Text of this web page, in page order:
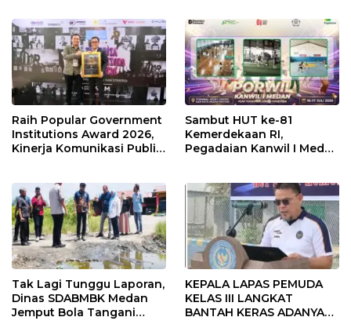
Raih Popular Government
Institutions Award 2026,
Kinerja Komunikasi Publik
Sambut HUT ke-81
Kemerdekaan RI,
Pegadaian Kanwil I Medan
Grow Together”
Tak Lagi Tunggu Laporan,
Dinas SDABMBK Medan
Jemput Bola Tangani
KEPALA LAPAS PEMUDA
KELAS III LANGKAT
BANTAH KERAS ADANYA